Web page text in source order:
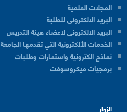
المجلات العلمية
البريد الالكترونى للطلبة
البريد الالكترونى لاعضاء هيئة التدريس
الخدمات الألكترونية التي تقدمها الجامعة
نماذج الكترونية واستمارات وطلبات
برمجيات ميكروسوفت
الزوار